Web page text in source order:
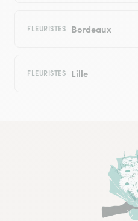
FLEURISTES Bordeaux
FLEURISTES Lille